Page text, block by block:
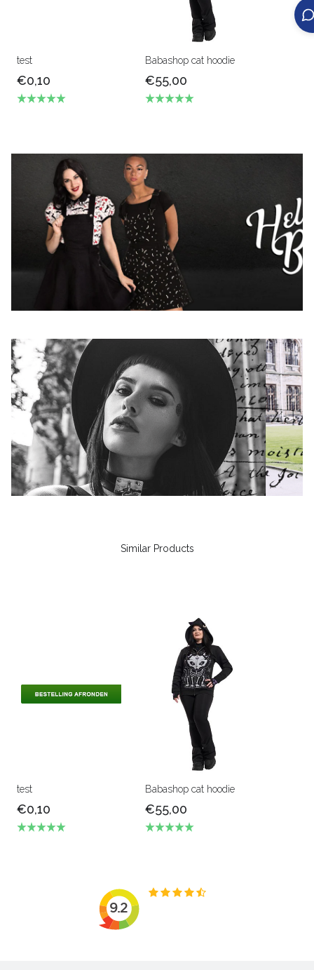
test
€0,10
Babashop cat hoodie
€55,00
Similar Products
test
€0,10
Babashop cat hoodie
€55,00